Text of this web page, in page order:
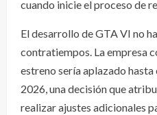
cuando inicie el proceso de
El desarrollo de GTA VI no
contratiempos. La empresa
estreno sería aplazado
2026, una decisión que
realizar ajustes adicionales